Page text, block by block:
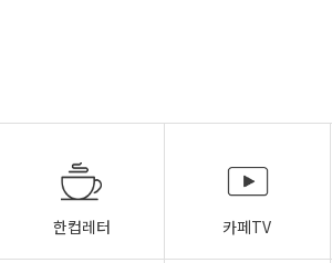
한컵레터 카페TV